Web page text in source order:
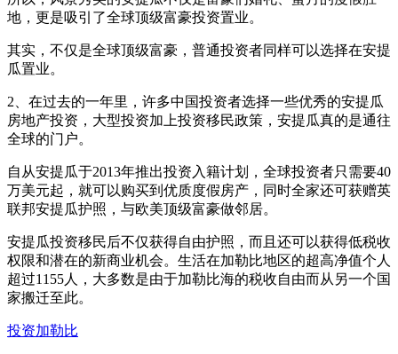
地，更是吸引了全球顶级富豪投资置业。
其实，不仅是全球顶级富豪，普通投资者同样可以选择在安提
瓜置业。
2、在过去的一年里，许多中国投资者选择一些优秀的安提瓜
房地产投资，大型投资加上投资移民政策，安提瓜真的是通往
全球的门户。
自从安提瓜于2013年推出投资入籍计划，全球投资者只需要40
万美元起，就可以购买到优质度假房产，同时全家还可获赠英
联邦安提瓜护照，与欧美顶级富豪做邻居。
安提瓜投资移民后不仅获得自由护照，而且还可以获得低税收
权限和潜在的新商业机会。生活在加勒比地区的超高净值个人
超过1155人，大多数是由于加勒比海的税收自由而从另一个国
家搬迁至此。
投资加勒比